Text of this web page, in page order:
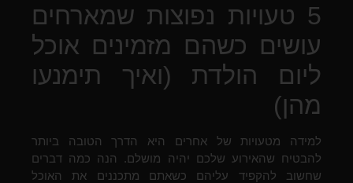
5 טעויות נפוצות שמארחים
עושים כשהם מזמינים אוכל
ליום הולדת (ואיך תימנעו
מהן)
למידה מטעויות של אחרים היא הדרך הטובה ביותר
להבטיח שהאירוע שלכם יהיה מושלם. הנה כמה דברים
שחשוב להקפיד עליהם כשאתם מתכננים את האוכל